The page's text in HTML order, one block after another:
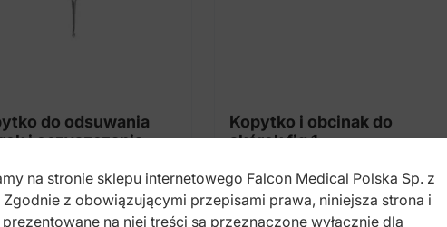
do odsuwania
i oczyszczania
HF.690.040
Kopytko i obcinak do
skórek fig.1
Index: HF.693.010
na stronie sklepu internetowego Falcon Medical Polska Sp. z
Zgodnie z obowiązującymi przepisami prawa, niniejsza strona i
prezentowane na niej treści są przeznaczone wyłącznie dla